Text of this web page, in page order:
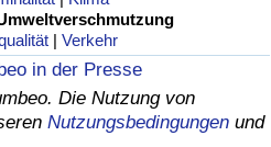
|Verkehr
in der Presse
Die Nutzung von
Nutzungsbedingungen und